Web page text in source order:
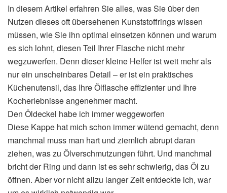
In diesem Artikel erfahren Sie alles, was Sie über den
Nutzen dieses oft übersehenen Kunststoffrings wissen
müssen, wie Sie ihn optimal einsetzen können und warum
es sich lohnt, diesen Teil Ihrer Flasche nicht mehr
wegzuwerfen. Denn dieser kleine Helfer ist weit mehr als
nur ein unscheinbares Detail – er ist ein praktisches
Küchenutensil, das Ihre Ölflasche effizienter und Ihre
Kocherlebnisse angenehmer macht.
Den Öldeckel habe ich immer weggeworfen
Diese Kappe hat mich schon immer wütend gemacht, denn
manchmal muss man hart und ziemlich abrupt daran
ziehen, was zu Ölverschmutzungen führt. Und manchmal
bricht der Ring und dann ist es sehr schwierig, das Öl zu
öffnen. Aber vor nicht allzu langer Zeit entdeckte ich, war